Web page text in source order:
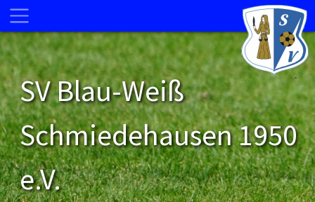
SV Blau-Weiß
Schmiedehausen 1950
e.V.